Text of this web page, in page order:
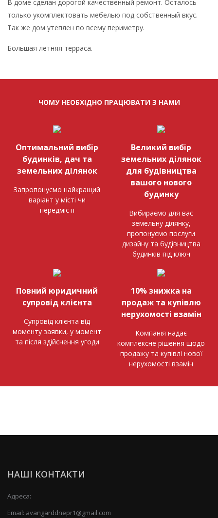
В доме сделан дорогой качественный ремонт. Осталось
только укомплектовать мебелью под собственный вкус.
Так же дом утеплен по всему периметру.
Большая летняя терраса.
ЧОМУ НЕОБХІДНО ПРАЦЮВАТИ З НАМИ
Оптимальний вибір
будинків, дач та
земельних ділянок
Запропонуємо найкращий
варіант у місті чи
передмісті
Великий вибір
земельних ділянок
для будівництва
вашого нового
будинку
Вибираємо для вас
земельну ділянку,
пропонуємо послуги
дизайну та будівництва
будинків під ключ
Повний юридичний
супровід клієнта
Супровід клієнта від
моменту заявки, у момент
та після здійснення угоди
10% знижка на
продаж та купівлю
нерухомості взамін
Компанія надає
комплексне рішення щодо
продажу та купівлі нової
нерухомості взамін
НАШІ КОНТАКТИ
Адреса:
Email: avangarddnepr1@gmail.com